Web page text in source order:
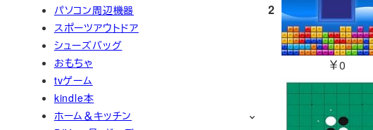
2
￥0
パソコン周辺機器
スポーツアウトドア
シューズバッグ
おもちゃ
tvゲーム
kindle本
ホーム＆キッチン